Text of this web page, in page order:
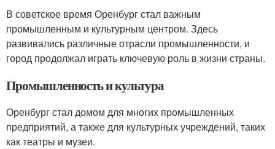
В советское время Оренбург стал важным
промышленным и культурным центром. Здесь
развивались различные отрасли промышленности, и
город продолжал играть ключевую роль в жизни страны.
Промышленность и культура
Оренбург стал домом для многих промышленных
предприятий, а также для культурных учреждений, таких
как театры и музеи.